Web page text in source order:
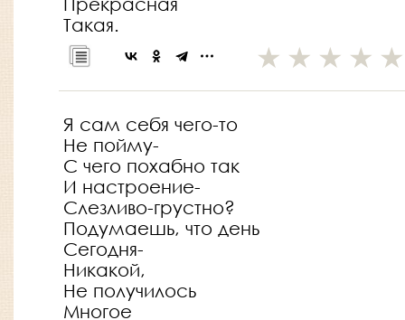
Прекрасная
Такая.
Я сам себя чего-то
Не пойму-
С чего похабно так
И настроение-
Слезливо-грустно?
Подумаешь, что день
Сегодня-
Никакой,
Не получилось
Многое